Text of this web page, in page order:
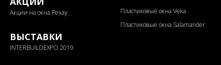
Акции на окна Рехау
ВЫСТАВКИ
INTERBUILDEXPO 2019
Пластиковые окна Veka
Пластиковые окна Salamander